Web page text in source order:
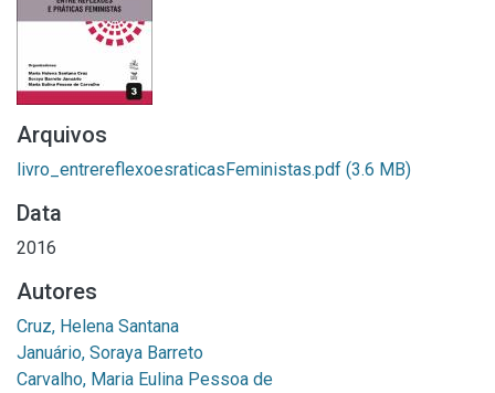
Arquivos
livro_entrereflexoesraticasFeministas.pdf (3.6 MB)
Data
2016
Autores
Cruz, Helena Santana
Januário, Soraya Barreto
Carvalho, Maria Eulina Pessoa de